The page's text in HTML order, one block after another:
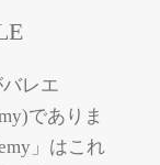
レエ
でありま
」はこれ